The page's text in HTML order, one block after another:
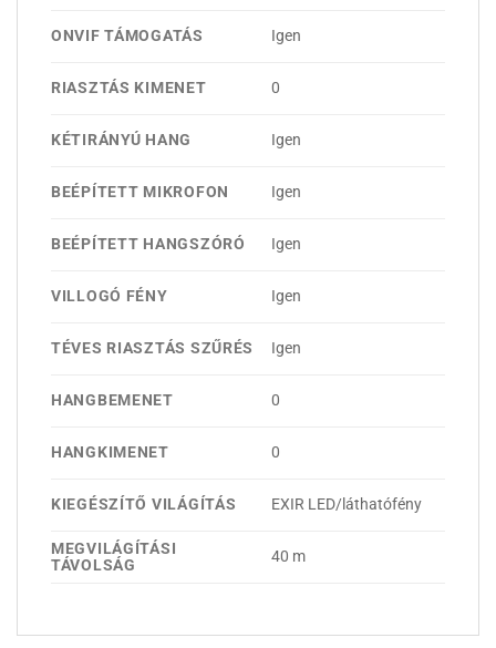
ONVIF TÁMOGATÁS Igen
RIASZTÁS KIMENET 0
KÉTIRÁNYÚ HANG Igen
BEÉPÍTETT MIKROFON Igen
BEÉPÍTETT HANGSZÓRÓ Igen
VILLOGÓ FÉNY Igen
TÉVES RIASZTÁS SZŰRÉS Igen
HANGBEMENET 0
HANGKIMENET 0
KIEGÉSZÍTŐ VILÁGÍTÁS EXIR LED/láthatófény
MEGVILÁGÍTÁSI
TÁVOLSÁG
40 m